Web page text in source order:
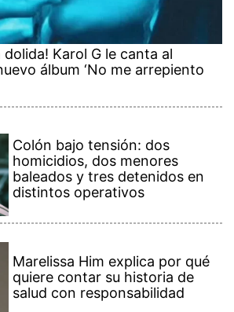
dolida! Karol G le canta al
álbum ‘No me arrepiento
Colón bajo tensión: dos
homicidios, dos menores
baleados y tres detenidos en
distintos operativos
Marelissa Him explica por qué
quiere contar su historia de
salud con responsabilidad